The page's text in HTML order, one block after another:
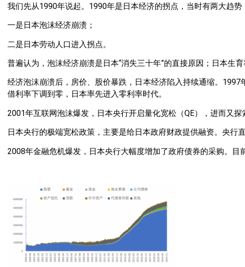
我们先从1990年说起。1990年是日本经济的拐点，当时有两大趋势
一是日本泡沫经济崩溃；
二是日本劳动人口进入拐点。
普遍认为，泡沫经济崩溃是日本“消失三十年”的直接原因；日本生
经济泡沫崩溃后，房价、股价暴跌，日本经济陷入持续通缩。
借利率下调到零，日本率先进入零利率时代。
2001年互联网泡沫爆发，日本央行开启量化宽松（QE），进而又
日本央行的极端宽松政策，主要是给日本政府财政提供融资。央行
2008年金融危机爆发，日本央行大幅度增加了政府债券的采购。目